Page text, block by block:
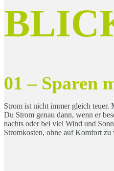
01 – Sparen
Strom ist nicht immer gleich teuer.
Du Strom genau dann, wenn er
nachts oder bei viel Wind und
Stromkosten, ohne auf Komfort zu